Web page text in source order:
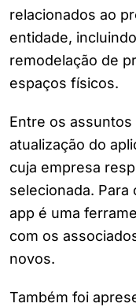
relacionados ao
entidade,
remodelação de
espaços físicos.
Entre os
atualização do
cuja empresa
selecionada.
app é uma
com os
novos.
Também foi